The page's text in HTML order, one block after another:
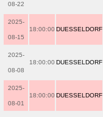
08-22
2025-
08-15
18:00:00 DUESSELDORF
2025-
08-08
18:00:00 DUESSELDORF
2025-
08-01
18:00:00 DUESSELDORF